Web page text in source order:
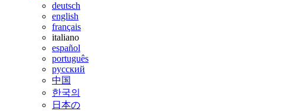
deutsch
english
français
italiano
español
português
русский
中国
한국의
日本の